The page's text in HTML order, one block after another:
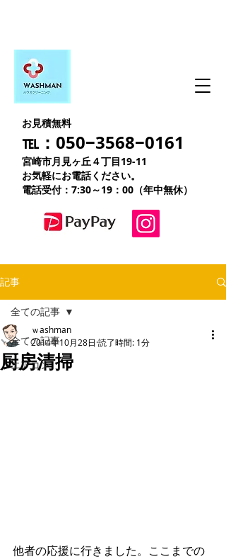
お見積無料
℡：050−3568−0161
宮崎市月見ヶ丘４丁目19-11
お気軽にお電話ください。
電話受付：7:30～19：00（年中無休）
記事
全ての記事
エアコン
全ての記事
厨房清掃
ｗashman
2014年10月28日 読了時間: 1分
他者の応援に行きました。ここまでの